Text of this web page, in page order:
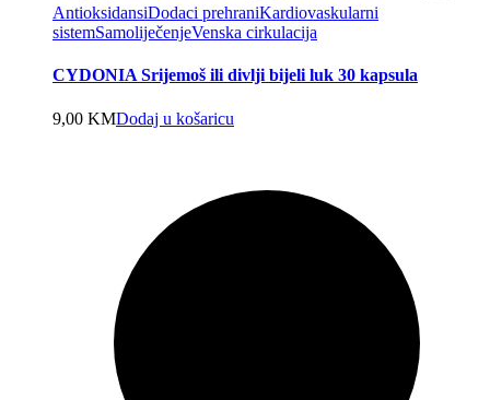
AntioksidansiDodaci prehraniKardiovaskularni
sistemSamoliječenjeVenska cirkulacija
CYDONIA Srijemoš ili divlji bijeli luk 30 kapsula
9,00 KMDodaj u košaricu